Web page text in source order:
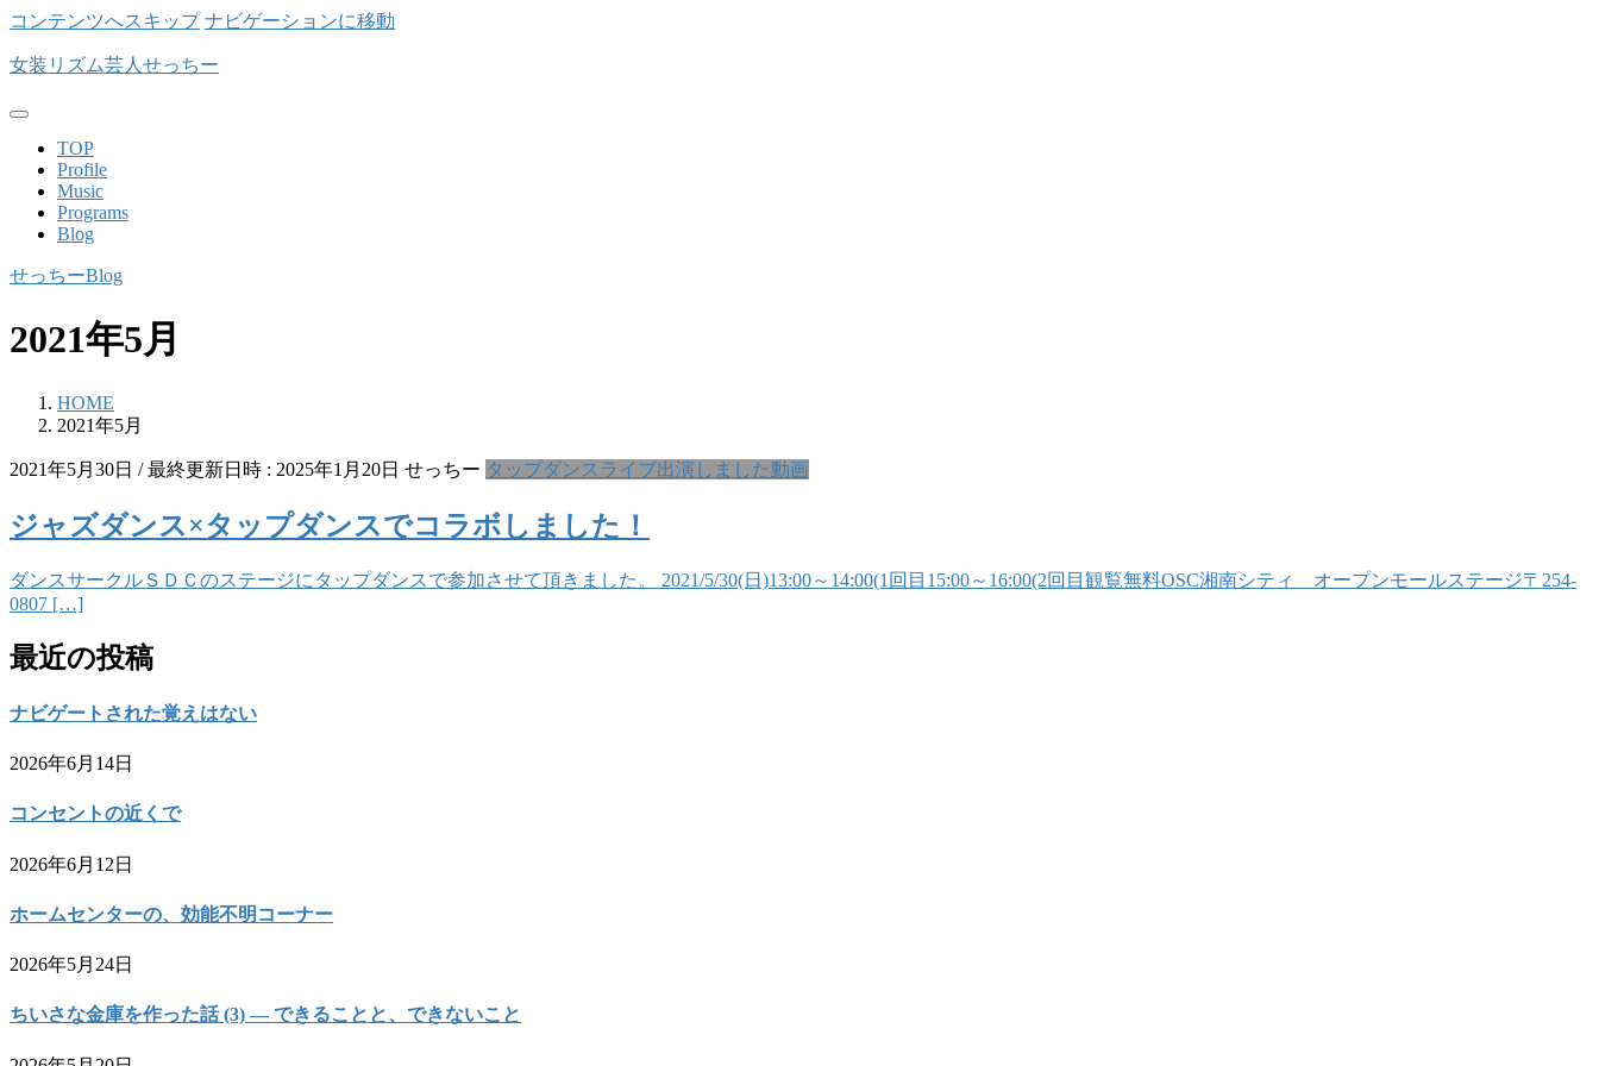
コンテンツへスキップ ナビゲーションに移動
女装リズム芸人せっちー
TOP
Profile
Music
Programs
Blog
せっちーBlog
2021年5月
HOME
2021年5月
2021年5月30日 / 最終更新日時 : 2025年1月20日 せっちー タップダンス ライブ出演しました動画
ジャズダンス×タップダンスでコラボしました！
ダンスサークルＳＤＣのステージにタップダンスで参加させて頂きました。 2021/5/30(日)13:00～14:00(1回目15:00～16:00(2回目観覧無料OSC湘南シティ オープンモールステージ〒254-
0807 […]
最近の投稿
ナビゲートされた覚えはない
2026年6月14日
コンセントの近くで
2026年6月12日
ホームセンターの、効能不明コーナー
2026年5月24日
ちいさな金庫を作った話 (3) — できることと、できないこと